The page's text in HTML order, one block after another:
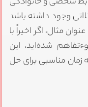
وجود داشته باشد
مثال، اگر اخیراً با
شده‌اید، این
زمان مناسبی برای حل